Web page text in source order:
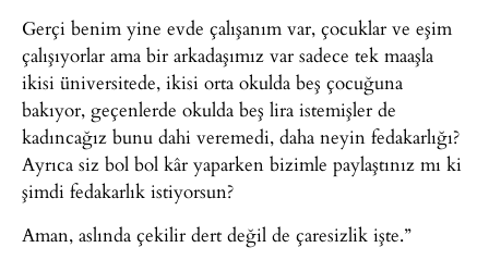
Gerçi benim yine evde çalışanım var, çocuklar ve eşim
çalışıyorlar ama bir arkadaşımız var sadece tek maaşla
ikisi üniversitede, ikisi orta okulda beş çocuğuna
bakıyor, geçenlerde okulda beş lira istemişler de
kadıncağız bunu dahi veremedi, daha neyin fedakarlığı?
Ayrıca siz bol bol kâr yaparken bizimle paylaştınız mı ki
şimdi fedakarlık istiyorsun?
Aman, aslında çekilir dert değil de çaresizlik işte.”